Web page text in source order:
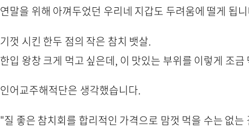
연말을 위해 아껴두었던 우리네 지갑도 두려움에 떨게 됩
기껏 시킨 한두 점의 작은 참치 뱃살.
한입 왕창 크게 먹고 싶은데, 이 맛있는 부위를 이렇게 조
인어교주해적단은 생각했습니다.
"질 좋은 참치회를 합리적인 가격으로 맘껏 먹을 수는 없는